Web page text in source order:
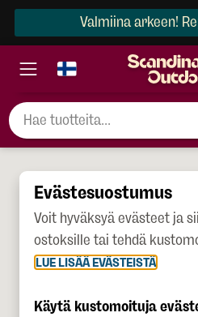
Valmiina arkeen!
Evästesuostumus
Voit hyväksyä evästeet ja
ostoksille tai tehdä
LUE LISÄÄ EVÄSTEISTÄ
Käytä kustomoituja